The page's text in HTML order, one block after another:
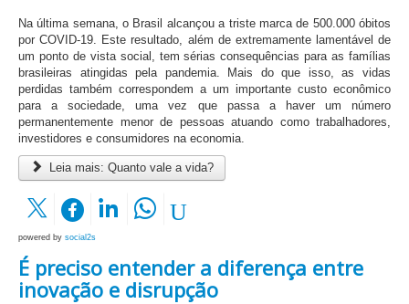
Na última semana, o Brasil alcançou a triste marca de 500.000 óbitos
por COVID-19. Este resultado, além de extremamente lamentável de
um ponto de vista social, tem sérias consequências para as famílias
brasileiras atingidas pela pandemia. Mais do que isso, as vidas
perdidas também correspondem a um importante custo econômico
para a sociedade, uma vez que passa a haver um número
permanentemente menor de pessoas atuando como trabalhadores,
investidores e consumidores na economia.
Leia mais: Quanto vale a vida?
powered by social2s
É preciso entender a diferença entre
inovação e disrupção